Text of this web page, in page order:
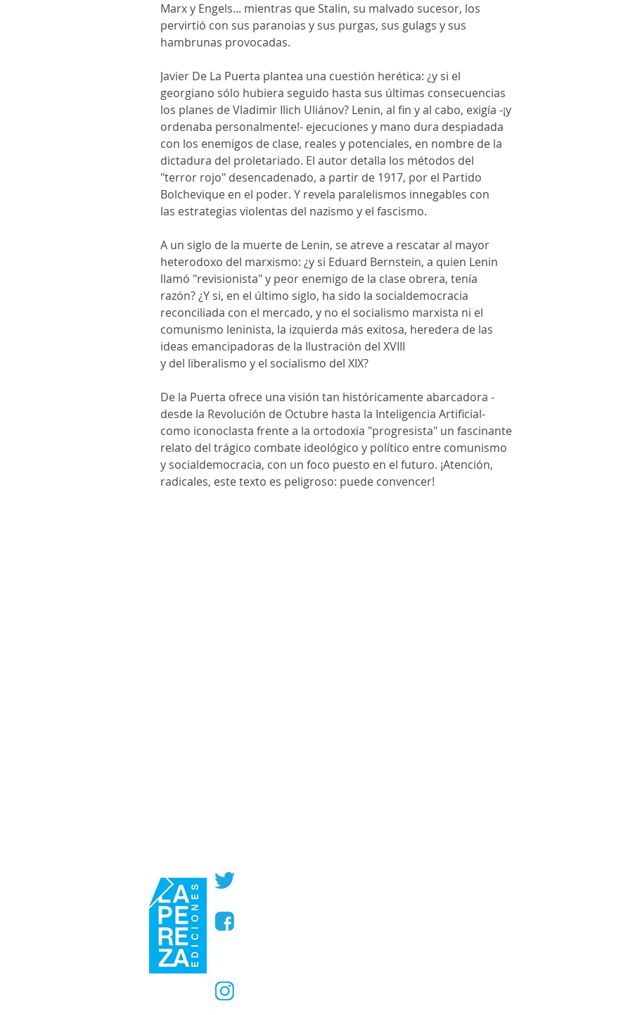
Marx y Engels... mientras que Stalin, su malvado sucesor, los
pervirtió con sus paranoias y sus purgas, sus gulags y sus
hambrunas provocadas.
Javier De La Puerta plantea una cuestión herética: ¿y si el
georgiano sólo hubiera seguido hasta sus últimas consecuencias
los planes de Vladimir Ilich Uliánov? Lenin, al fin y al cabo, exigía -¡y
ordenaba personalmente!- ejecuciones y mano dura despiadada
con los enemigos de clase, reales y potenciales, en nombre de la
dictadura del proletariado. El autor detalla los métodos del
"terror rojo" desencadenado, a partir de 1917, por el Partido
Bolchevique en el poder. Y revela paralelismos innegables con
las estrategias violentas del nazismo y el fascismo.
A un siglo de la muerte de Lenin, se atreve a rescatar al mayor
heterodoxo del marxismo: ¿y si Eduard Bernstein, a quien Lenin
llamó "revisionista" y peor enemigo de la clase obrera, tenía
razón? ¿Y si, en el último siglo, ha sido la socialdemocracia
reconciliada con el mercado, y no el socialismo marxista ni el
comunismo leninista, la izquierda más exitosa, heredera de las
ideas emancipadoras de la Ilustración del XVIII
y del liberalismo y el socialismo del XIX?
De la Puerta ofrece una visión tan históricamente abarcadora -
desde la Revolución de Octubre hasta la Inteligencia Artificial-
como iconoclasta frente a la ortodoxia "progresista" un fascinante
relato del trágico combate ideológico y político entre comunismo
y socialdemocracia, con un foco puesto en el futuro. ¡Atención,
radicales, este texto es peligroso: puede convencer!